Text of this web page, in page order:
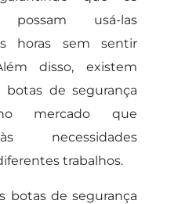
possam usá-las
horas sem sentir
disso, existem
de segurança
mercado que
necessidades
trabalhos.
botas de segurança